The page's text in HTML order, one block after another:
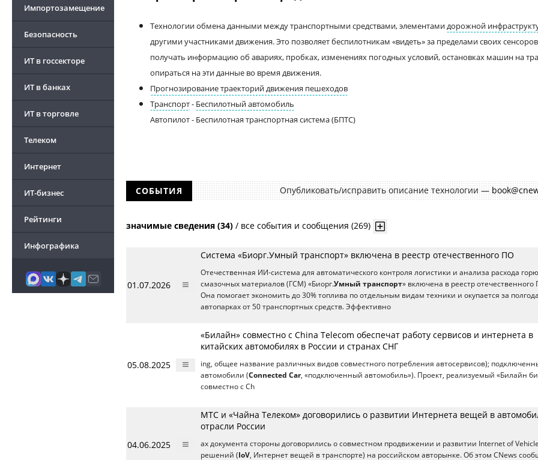
Импортозамещение
Безопасность
ИТ в госсекторе
ИТ в банках
ИТ в торговле
Телеком
Интернет
ИТ-бизнес
Рейтинги
Инфографика
Технологии обмена данными между транспортными средствами, элементамидорожной
другими участниками движения. Это позволяет беспилотникам «видеть» за пределами своих
получать информацию об авариях, пробках, изменениях погодных условий, остановках машин на
опираться на эти данные во время движения.
Прогнозирование траекторий движения пешеходов
Транспорт- Беспилотный автомобиль
Автопилот - Беспилотная транспортная система (БПТС)
СОБЫТИЯ Опубликовать/исправить описание технологии —
значимые сведения (34) / все события и сообщения (269)
01.07.2026
Система «Биорг.Умный транспорт» включена в реестр отечественного ПО
Отечественная ИИ-система для автоматического контроля логистики и анализа расхода
смазочных материалов (ГСМ) «Биорг.Умный транспорт» включена в реестр отечественного
Она помогает экономить до 30% топлива по отдельным видам техники и окупается за
автопарках от 50 транспортных средств. Эффективно
05.08.2025
«Билайн» совместно с China Telecom обеспечат работу сервисов и интернета в
китайских автомобилях в России и странах СНГ
ing, общее название различных видов совместного потребления автосервисов);
автомобили (Connected Car, «подключенный автомобиль»). Проект, реализуемый «Билайн
совместно с Ch
04.06.2025
МТС и «Чайна Телеком» договорились о развитии Интернета вещей в
отрасли России
ах документа стороны договорились о совместном продвижении и развитии Internet of
решений (IoV, Интернет вещей в транспорте) на российском авторынке. Об этом CNews